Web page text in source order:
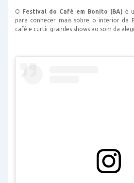
O Festival do Café em Bonito (BA) é
para conhecer mais sobre o interior da
café e curtir grandes shows ao som da